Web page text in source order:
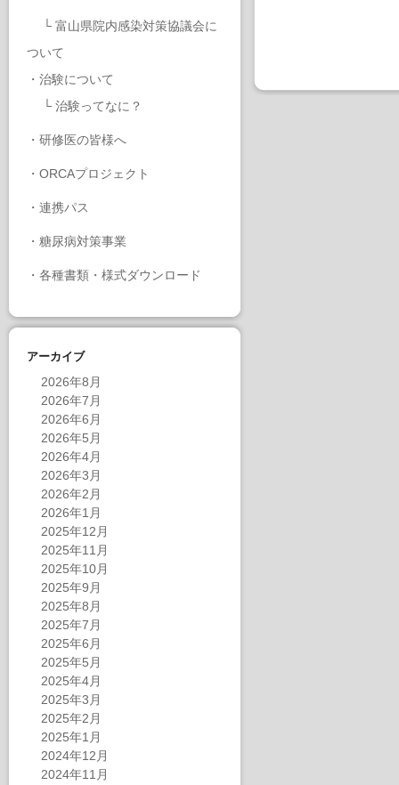
└ 富山県院内感染対策協議会に
ついて
・ 治験について
└ 治験ってなに？
・ 研修医の皆様へ
・ ORCAプロジェクト
・ 連携パス
・ 糖尿病対策事業
・ 各種書類・様式ダウンロード
アーカイブ
2026年8月
2026年7月
2026年6月
2026年5月
2026年4月
2026年3月
2026年2月
2026年1月
2025年12月
2025年11月
2025年10月
2025年9月
2025年8月
2025年7月
2025年6月
2025年5月
2025年4月
2025年3月
2025年2月
2025年1月
2024年12月
2024年11月